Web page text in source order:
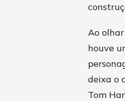
Ao
houve
deixa o
Tom